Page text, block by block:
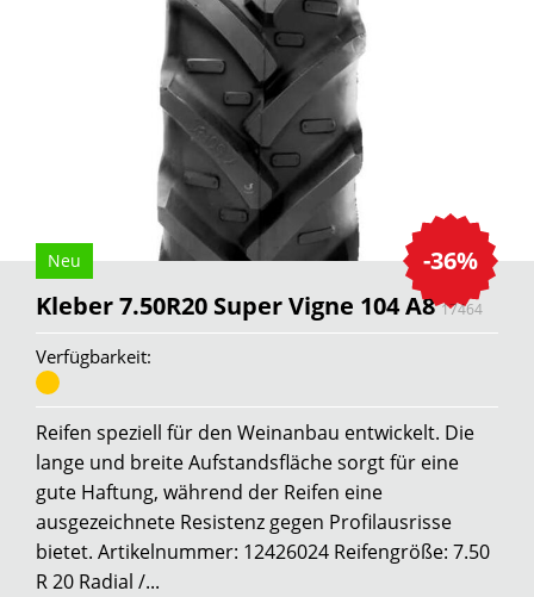
-36%
Neu
Kleber 7.50R20 Super Vigne 104 A817464
Verfügbarkeit:
Reifen speziell für den Weinanbau entwickelt. Die
lange und breite Aufstandsfläche sorgt für eine
gute Haftung, während der Reifen eine
ausgezeichnete Resistenz gegen Profilausrisse
bietet. Artikelnummer: 12426024 Reifengröße: 7.50
R 20 Radial /...